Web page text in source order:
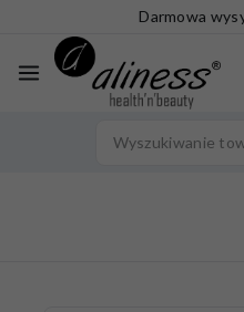
Darmowa